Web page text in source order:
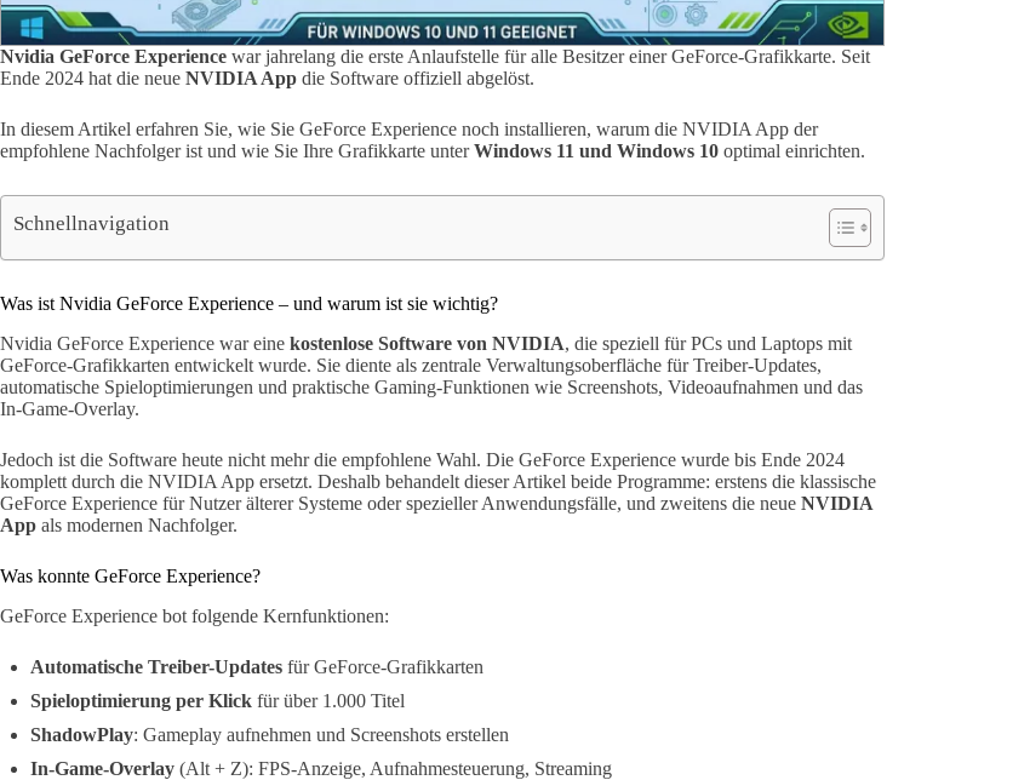
Nvidia GeForce Experience war jahrelang die erste Anlaufstelle für alle Besitzer einer GeForce-Grafikkarte. Seit
Ende 2024 hat die neue NVIDIA App die Software offiziell abgelöst.
In diesem Artikel erfahren Sie, wie Sie GeForce Experience noch installieren, warum die NVIDIA App der
empfohlene Nachfolger ist und wie Sie Ihre Grafikkarte unterWindows 11 und Windows 10 optimal einrichten.
Schnellnavigation
Was ist Nvidia GeForce Experience – und warum ist sie wichtig?
Nvidia GeForce Experience war eine kostenlose Software von NVIDIA, die speziell für PCs und Laptops mit
GeForce-Grafikkarten entwickelt wurde. Sie diente als zentrale Verwaltungsoberfläche für Treiber-Updates,
automatische Spieloptimierungen und praktische Gaming-Funktionen wie Screenshots, Videoaufnahmen und das
In-Game-Overlay.
Jedoch ist die Software heute nicht mehr die empfohlene Wahl. Die GeForce Experience wurde bis Ende 2024
komplett durch die NVIDIA App ersetzt. Deshalb behandelt dieser Artikel beide Programme: erstens die klassische
GeForce Experience für Nutzer älterer Systeme oder spezieller Anwendungsfälle, und zweitens die neue NVIDIA
App als modernen Nachfolger.
Was konnte GeForce Experience?
GeForce Experience bot folgende Kernfunktionen:
Automatische Treiber-Updates für GeForce-Grafikkarten
Spieloptimierung per Klick für über 1.000 Titel
ShadowPlay: Gameplay aufnehmen und Screenshots erstellen
In-Game-Overlay (Alt + Z): FPS-Anzeige, Aufnahmesteuerung, Streaming